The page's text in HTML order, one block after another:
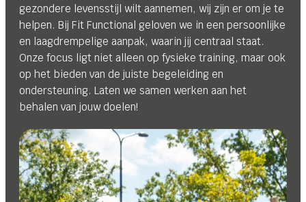
gezondere levensstijl wilt aannemen, wij zijn er om je te
helpen. Bij Fit Functional geloven we in een persoonlijke
en laagdrempelige aanpak, waarin jij centraal staat.
Onze focus ligt niet alleen op fysieke training, maar ook
op het bieden van de juiste begeleiding en
ondersteuning. Laten we samen werken aan het
behalen van jouw doelen!